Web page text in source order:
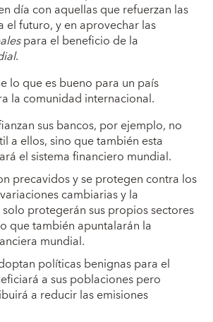
día con aquellas que refuerzan las
el futuro, y en aprovechar las
para el beneficio de la
.
lo que es bueno para un país
la comunidad internacional.
sus bancos, por ejemplo, no
a ellos, sino que también esta
el sistema financiero mundial.
precavidos y se protegen contra los
cambiarias y la
protegerán sus propios sectores
que también apuntalarán la
mundial.
políticas benignas para el
a sus poblaciones pero
a reducir las emisiones